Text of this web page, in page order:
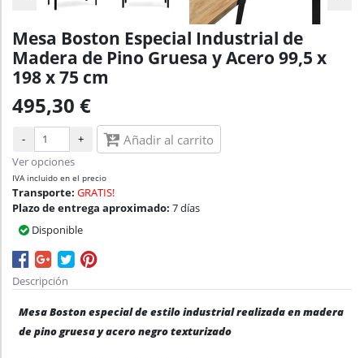
Mesa Boston Especial Industrial de
Madera de Pino Gruesa y Acero 99,5 x
198 x 75 cm
495,30 €
- + Añadir al carrito
Ver opciones
IVA incluido en el precio
Transporte: GRATIS!
Plazo de entrega aproximado: 7 días
Disponible
Descripción
Mesa Boston especial de estilo industrial realizada en madera
de pino gruesa y acero negro texturizado